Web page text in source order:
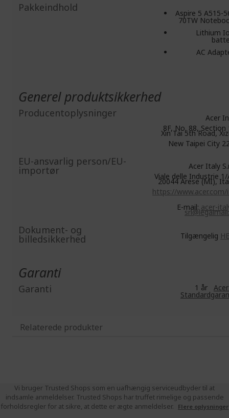
Pakkeindhold Aspire 5 A515-
70TW
Lithium
AC
Generel produktsikkerhed
Producentoplysninger
Acer
8F, No. 88, Section
Xin Tai 5th Road,
New Taipei City
EU-ansvarlig person/EU-
importør
Acer Italy
Viale delle Industrie 1/
20044 Arese (MI),
https://
E-mail:acer-
Dokument- og
billedsikkerhed Tilgængelig
Garanti
Garanti 1 år
Relaterede produkter
Vi bruger Trusted Shops som en uafhængig serviceudbyder til at
indsamle anmeldelser. Trusted Shops har truffet rimelige og passende
forholdsregler for at sikre, at dette er ægte anmeldelser.
Flere oplysninger